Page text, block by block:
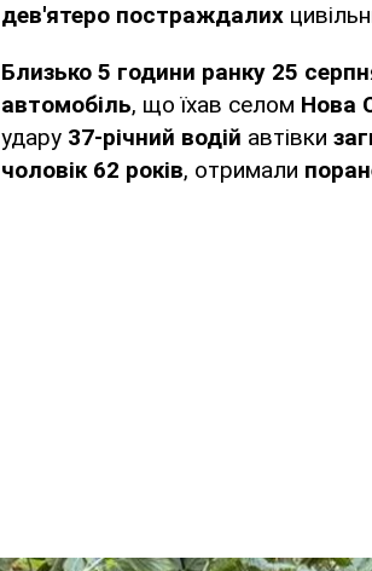
дев'ятеро постраждалих
Близько 5 години ранку 25
автомобіль, що їхав селом Нова
удару 37-річний водій автівки
чоловік 62 років, отримали